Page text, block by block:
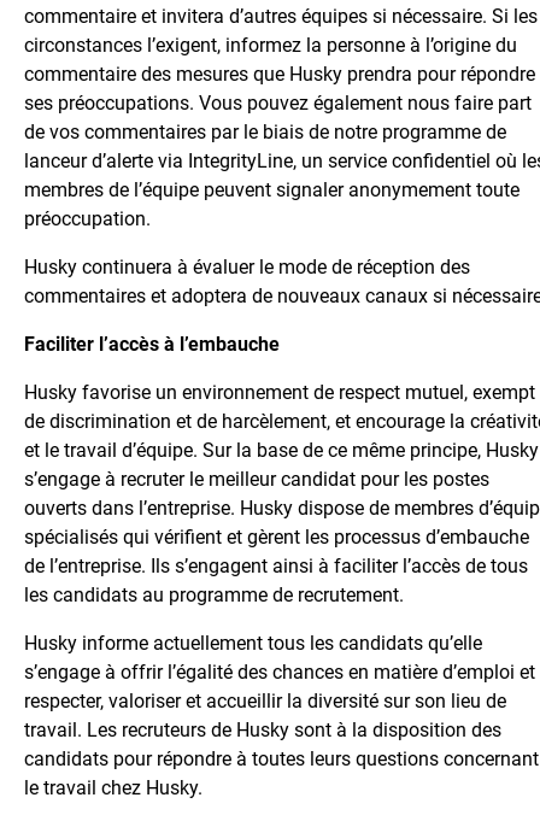
commentaire et invitera d’autres équipes si nécessaire. Si les
circonstances l’exigent, informez la personne à l’origine du
commentaire des mesures que Husky prendra pour répondre
ses préoccupations. Vous pouvez également nous faire part
de vos commentaires par le biais de notre programme de
lanceur d’alerte via IntegrityLine, un service confidentiel où
membres de l’équipe peuvent signaler anonymement toute
préoccupation.
Husky continuera à évaluer le mode de réception des
commentaires et adoptera de nouveaux canaux si
Faciliter l’accès à l’embauche
Husky favorise un environnement de respect mutuel, exempt
de discrimination et de harcèlement, et encourage la
et le travail d’équipe. Sur la base de ce même principe, Husky
s’engage à recruter le meilleur candidat pour les postes
ouverts dans l’entreprise. Husky dispose de membres
spécialisés qui vérifient et gèrent les processus d’embauche
de l’entreprise. Ils s’engagent ainsi à faciliter l’accès de tous
les candidats au programme de recrutement.
Husky informe actuellement tous les candidats qu’elle
s’engage à offrir l’égalité des chances en matière d’emploi et
respecter, valoriser et accueillir la diversité sur son lieu de
travail. Les recruteurs de Husky sont à la disposition des
candidats pour répondre à toutes leurs questions concernant
le travail chez Husky.